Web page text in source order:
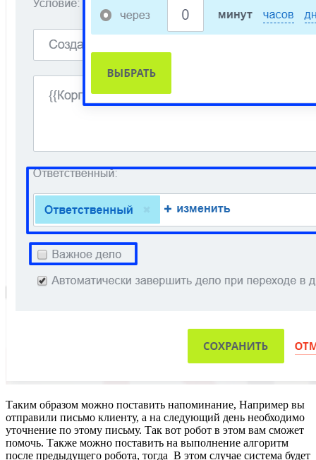
Таким образом можно поставить напоминание, Например вы
отправили письмо клиенту, а на следующий день необходимо
уточнение по этому письму. Так вот робот в этом вам сможет
помочь. Также можно поставить на выполнение алгоритм
после предыдущего робота, тогда В этом случае система будет